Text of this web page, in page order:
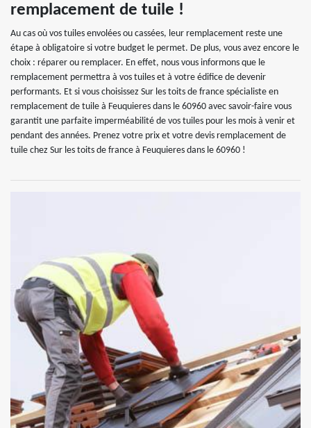
remplacement de tuile !
Au cas où vos tuiles envolées ou cassées, leur remplacement reste une
étape à obligatoire si votre budget le permet. De plus, vous avez encore le
choix : réparer ou remplacer. En effet, nous vous informons que le
remplacement permettra à vos tuiles et à votre édifice de devenir
performants. Et si vous choisissez Sur les toits de france spécialiste en
remplacement de tuile à Feuquieres dans le 60960 avec savoir-faire vous
garantit une parfaite imperméabilité de vos tuiles pour les mois à venir et
pendant des années. Prenez votre prix et votre devis remplacement de
tuile chez Sur les toits de france à Feuquieres dans le 60960 !